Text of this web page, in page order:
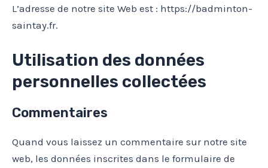
L’adresse de notre site Web est : https://badminton-
saintay.fr.
Utilisation des données
personnelles collectées
Commentaires
Quand vous laissez un commentaire sur notre site
web, les données inscrites dans le formulaire de